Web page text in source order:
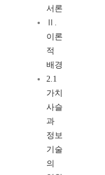
서론
Ⅱ.
이론
적
배경
2.1
가치
사슬
과
정보
기술
의